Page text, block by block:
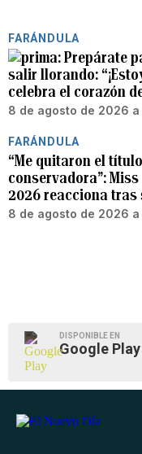
FARÁNDULA
Prepárate
salir llorando:
celebra el corazón
8 de agosto de 2026 a
FARÁNDULA
“Me quitaron el
conservadora”:
2026 reacciona
8 de agosto de 2026 a
DISPONIBLE EN
Google Play